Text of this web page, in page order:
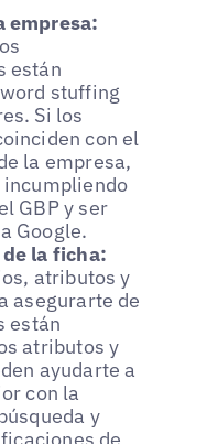
empresa:
están
stuffing
Si los
con el
la empresa,
incumpliendo
GBP y ser
Google.
la ficha:
atributos y
asegurarte de
están
atributos y
ayudarte a
con la
y